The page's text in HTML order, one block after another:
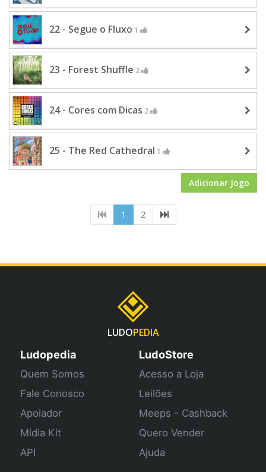
22 - Segue o Fluxo 1
23 - Forest Shuffle 2
24 - Cores com Dicas 2
25 - The Red Cathedral 1
Adicionar Jogo
1 (current)
2
LUDOPEDIA
Ludopedia
Quem Somos
Fale Conosco
Apoiador
Mídia Kit
API
LudoStore
Acesso a Loja
Leilões
Meeps - Cashback
Quero Vender
Ajuda